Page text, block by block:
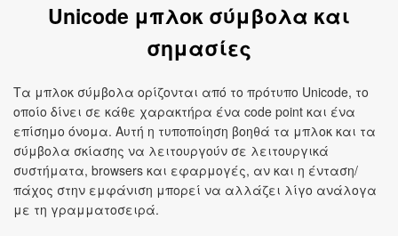
Unicode μπλοκ σύμβολα και
σημασίες
Τα μπλοκ σύμβολα ορίζονται από το πρότυπο Unicode, το
οποίο δίνει σε κάθε χαρακτήρα ένα code point και ένα
επίσημο όνομα. Αυτή η τυποποίηση βοηθά τα μπλοκ και τα
σύμβολα σκίασης να λειτουργούν σε λειτουργικά
συστήματα, browsers και εφαρμογές, αν και η ένταση/
πάχος στην εμφάνιση μπορεί να αλλάζει λίγο ανάλογα
με τη γραμματοσειρά.